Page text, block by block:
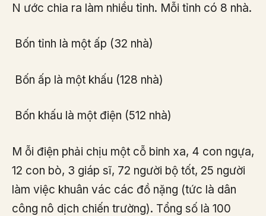
N ước chia ra làm nhiều tỉnh. Mỗi tỉnh có 8 nhà.
Bốn tỉnh là một ấp (32 nhà)
Bốn ấp là một khấu (128 nhà)
Bốn khấu là một điện (512 nhà)
M ỗi điện phải chịu một cỗ binh xa, 4 con ngựa,
12 con bò, 3 giáp sĩ, 72 người bộ tốt, 25 người
làm việc khuân vác các đồ nặng (tức là dân
công nô dịch chiến trường). Tổng số là 100